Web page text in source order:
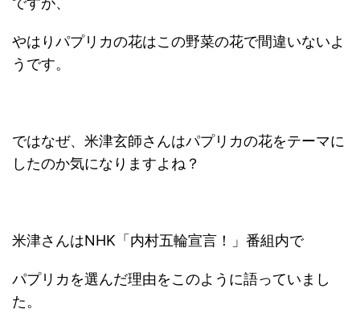
やはりパプリカの花はこの野菜の花で間違いないよ
うです。
ではなぜ、米津玄師さんはパプリカの花をテーマに
したのか気になりますよね？
米津さんはNHK「内村五輪宣言！」番組内で
パプリカを選んだ理由をこのように語っていまし
た。